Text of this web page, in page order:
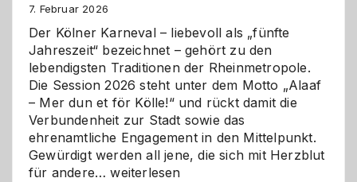
7. Februar 2026
Der Kölner Karneval – liebevoll als „fünfte
Jahreszeit“ bezeichnet – gehört zu den
lebendigsten Traditionen der Rheinmetropole.
Die Session 2026 steht unter dem Motto „Alaaf
– Mer dun et för Kölle!“ und rückt damit die
Verbundenheit zur Stadt sowie das
ehrenamtliche Engagement in den Mittelpunkt.
Gewürdigt werden all jene, die sich mit Herzblut
für andere…Kölner
weiterlesen